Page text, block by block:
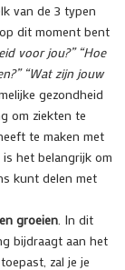
van de 3 typen
dit moment bent
voor jou?” “Hoe
“Wat zijn jouw
gezondheid
om ziekten te
te maken met
het belangrijk om
kunt delen met
groeien . In dit
bijdraagt aan het
zal je je